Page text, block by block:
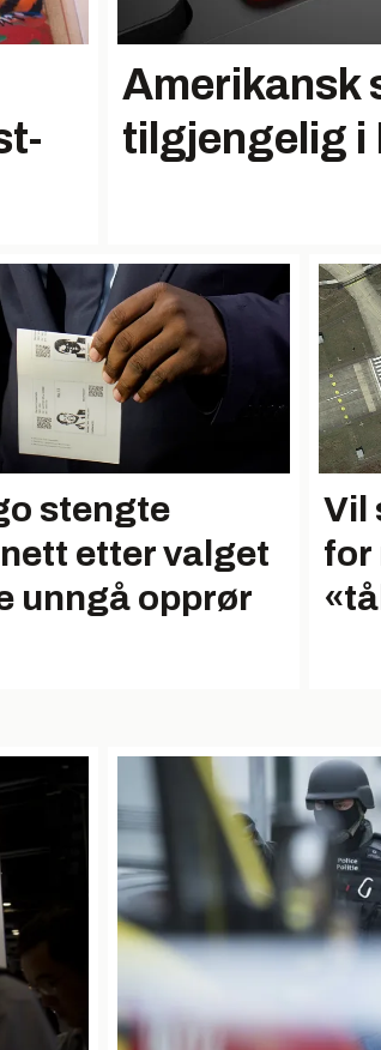
Amerikansk
tilgjengelig i
stengte
etter valget
unngå opprør
Vil
for